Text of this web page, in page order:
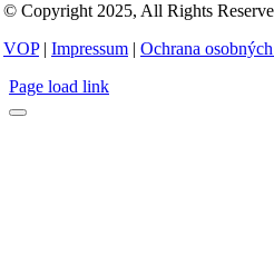
© Copyright 2025, All Rights
VOP| Impressum | Ochrana
Page load link